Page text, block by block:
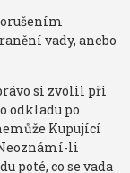
vady, anebo
si zvolil při
odkladu po
Kupující
li
poté, co se vada